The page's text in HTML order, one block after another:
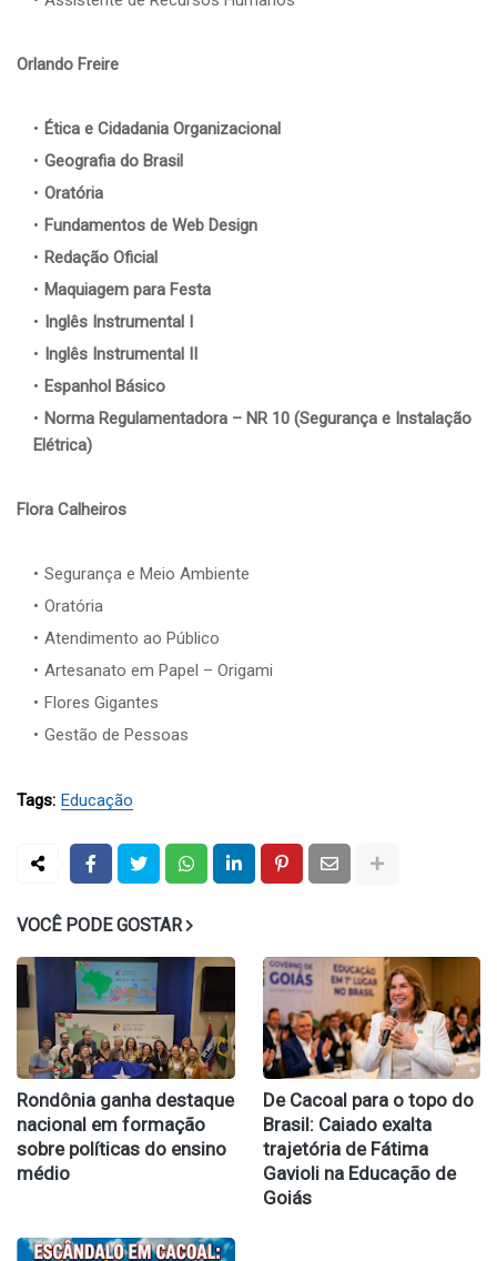
Orlando Freire
Ética e Cidadania Organizacional
Geografia do Brasil
Oratória
Fundamentos de Web Design
Redação Oficial
Maquiagem para Festa
Inglês Instrumental I
Inglês Instrumental II
Espanhol Básico
Norma Regulamentadora – NR 10 (Segurança e Instalação
Elétrica)
Flora Calheiros
Segurança e Meio Ambiente
Oratória
Atendimento ao Público
Artesanato em Papel – Origami
Flores Gigantes
Gestão de Pessoas
Tags: Educação
VOCÊ PODE GOSTAR
Rondônia ganha destaque
nacional em formação
sobre políticas do ensino
médio
De Cacoal para o topo do
Brasil: Caiado exalta
trajetória de Fátima
Gavioli na Educação de
Goiás